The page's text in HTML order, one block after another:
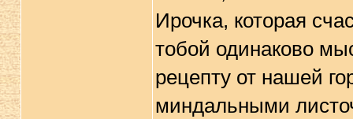
Ирочка, которая
тобой одинаково
рецепту от нашей
миндальными